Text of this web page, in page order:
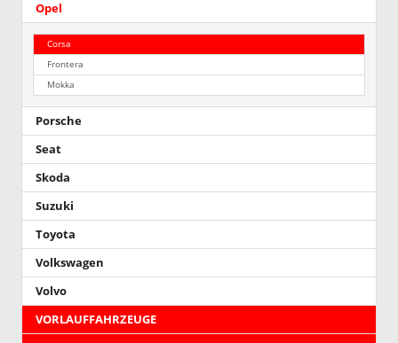
Opel
Corsa
Frontera
Mokka
Porsche
Seat
Skoda
Suzuki
Toyota
Volkswagen
Volvo
VORLAUFFAHRZEUGE